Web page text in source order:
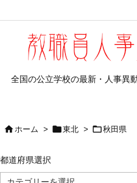
全国の公立学校の最新・人事異
ホーム > 東北 > 秋田県
都道府県選択